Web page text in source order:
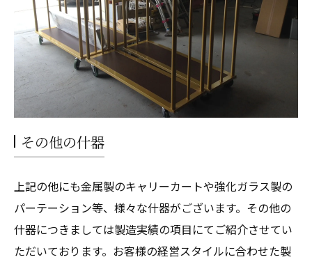
その他の什器
上記の他にも金属製のキャリーカートや強化ガラス製の
パーテーション等、様々な什器がございます。その他の
什器につきましては製造実績の項目にてご紹介させてい
ただいております。お客様の経営スタイルに合わせた製